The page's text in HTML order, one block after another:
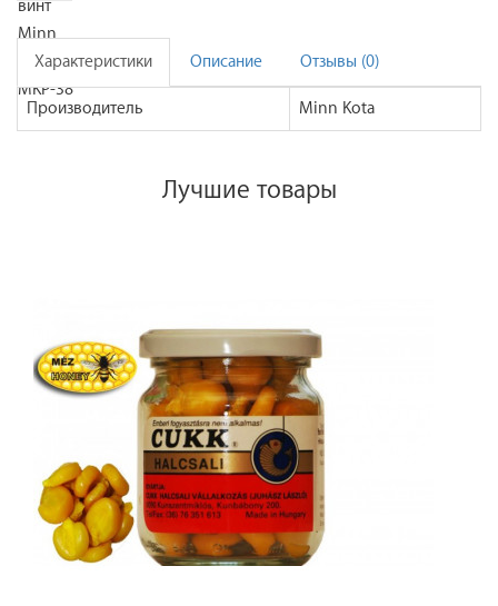
Характеристики Описание Отзывы (0)
Производитель Minn Kota
Лучшие товары